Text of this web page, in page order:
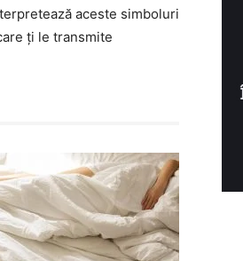
aceste simboluri
ți le transmite